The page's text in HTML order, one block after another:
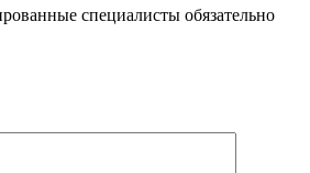
специалисты обязательно